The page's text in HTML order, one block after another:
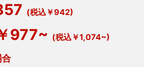
(税込￥942)
977~ (税込￥1,074~)